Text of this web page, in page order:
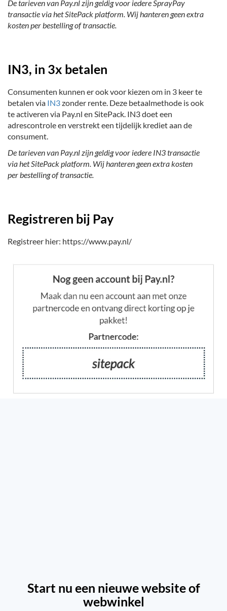
De tarieven van Pay.nl zijn geldig voor iedere SprayPay
transactie via het SitePack platform. Wij hanteren geen extra
kosten per bestelling of transactie.
IN3, in 3x betalen
Consumenten kunnen er ook voor kiezen om in 3 keer te
betalen via IN3zonder rente. Deze betaalmethode is ook
te activeren via Pay.nl en SitePack. IN3 doet een
adrescontrole en verstrekt een tijdelijk krediet aan de
consument.
De tarieven van Pay.nl zijn geldig voor iedere IN3 transactie
via het SitePack platform. Wij hanteren geen extra kosten
per bestelling of transactie.
Registreren bij Pay
Registreer hier: https://www.pay.nl/
Start nu een nieuwe website of
webwinkel